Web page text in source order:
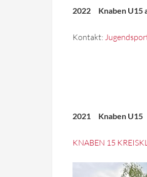
2022 Knaben U15
Kontakt:
2021 Knaben U15
KNABEN 15